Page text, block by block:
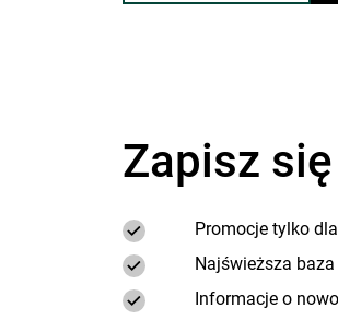
Zapisz
Promocje tylko
Najświeższa
Informacje o